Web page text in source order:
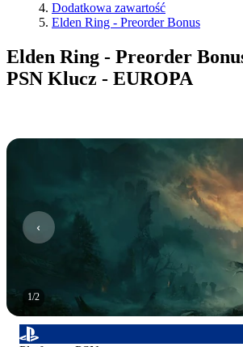
Dodatkowa zawartość
Elden Ring - Preorder Bonus
Elden Ring - Preorder
PSN Klucz - EUROPA
1/2